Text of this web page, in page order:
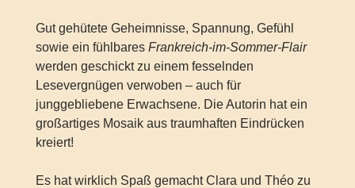
Gut gehütete Geheimnisse, Spannung, Gefühl
sowie ein fühlbares Frankreich-im-Sommer-Flair
werden geschickt zu einem fesselnden
Lesevergnügen verwoben – auch für
junggebliebene Erwachsene. Die Autorin hat ein
großartiges Mosaik aus traumhaften Eindrücken
kreiert!
Es hat wirklich Spaß gemacht Clara und Théo zu